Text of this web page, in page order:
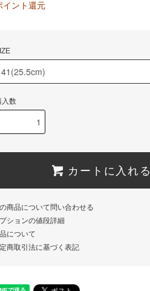
イント還元
入数
カートに入れる
商品について問い合わせる
ションの値段詳細
について
商取引法に基づく表記